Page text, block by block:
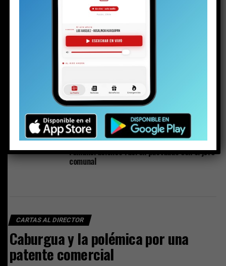
Solo a los 16: la vida del joven detenido con
un arma y drogas en la investigación por la
riña escolar
sería publicado la próxima semana o en los
próximos diez días
Los detalles inéditos del sumario por Caso
Sobresueldos: ex-Administrador y asesor
financiero del alcalde dicen que las
remuneraciones fueron pactadas con el jefe
comunal
CARTAS AL DIRECTOR
Caburgua y la polémica por una
patente comercial